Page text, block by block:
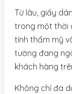
Từ lâu, giấy
trong một thời
tính thẩm mỹ
tường đang
khách hàng
Không chỉ đa